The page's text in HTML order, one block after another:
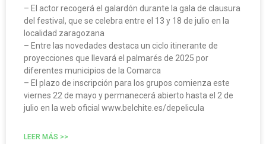
– El actor recogerá el galardón durante la gala de clausura
del festival, que se celebra entre el 13 y 18 de julio en la
localidad zaragozana
– Entre las novedades destaca un ciclo itinerante de
proyecciones que llevará el palmarés de 2025 por
diferentes municipios de la Comarca
– El plazo de inscripción para los grupos comienza este
viernes 22 de mayo y permanecerá abierto hasta el 2 de
julio en la web oficial www.belchite.es/depelicula
LEER MÁS >>